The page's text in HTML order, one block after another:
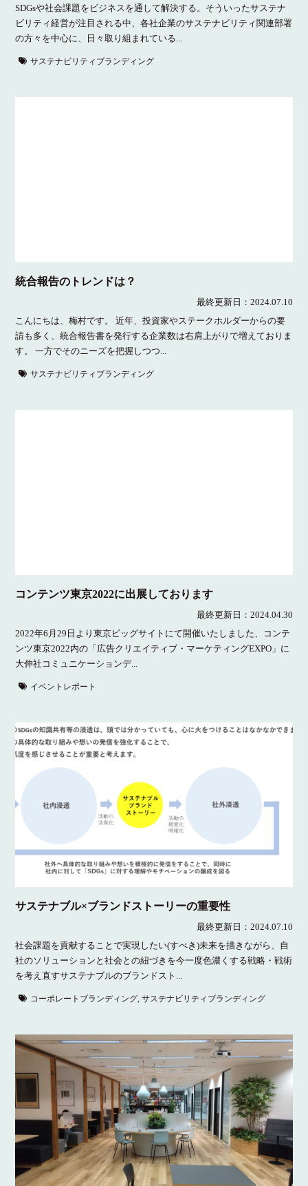
SDGsや社会課題をビジネスを通して解決する。そういったサステナ
ビリティ経営が注目される中、各社企業のサステナビリティ関連部署
の方々を中心に、日々取り組まれている...
サステナビリティブランディング
統合報告のトレンドは？
最終更新日： 2024.07.10
こんにちは、梅村です。 近年、投資家やステークホルダーからの要
請も多く、統合報告書を発行する企業数は右肩上がりで増えておりま
す。 一方でそのニーズを把握しつつ...
サステナビリティブランディング
コンテンツ東京2022に出展しております
最終更新日： 2024.04.30
2022年6月29日より東京ビッグサイトにて開催いたしました、コンテ
ンツ東京2022内の「広告クリエイティブ・マーケティングEXPO」に
大伸社コミュニケーションデ...
イベントレポート
サステナブル×ブランドストーリーの重要性
最終更新日： 2024.07.10
社会課題を貢献することで実現したい(すべき)未来を描きながら、自
社のソリューションと社会との紐づきを今一度色濃くする戦略・戦術
を考え直すサステナブルのブランドスト...
コーポレートブランディング,サステナビリティブランディング